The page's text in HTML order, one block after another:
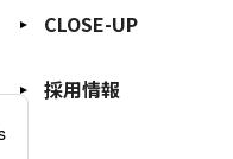
CLOSE-UP
採用情報